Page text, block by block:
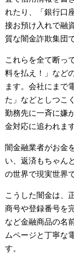
れたり、「銀行口
接お預け入れで融
質な闇金詐欺集団
これらを全て断っ
料を払え！」など
ます。会社にまで
た」などとしつこ
勤務先に一斉に嫌
金対応に追われま
闇金融業者がお金
い、返済もちゃん
の世界で現実世界
こうした闇金は、
商号や登録番号を
など金融商品の名
ムページと丁寧な
す。